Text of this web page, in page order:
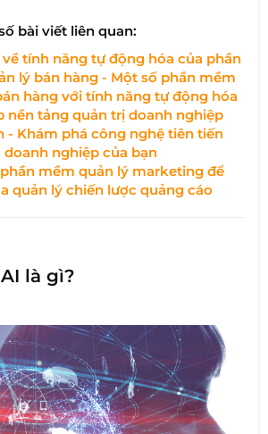
bài viết liên quan:
tính năng tự động hóa của phần
lý bán hàng - Một số phần mềm
hàng với tính năng tự động hóa
nền tảng quản trị doanh nghiệp
- Khám phá công nghệ tiên tiến
doanh nghiệp của bạn​
mềm quản lý marketing để
quản lý chiến lược quảng cáo
là gì?